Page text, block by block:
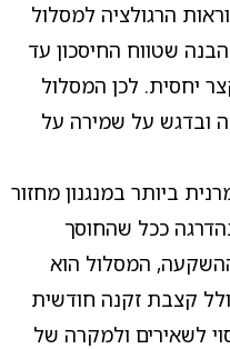
הרגולציה למסלול
שטווח החיסכון עד
יחסית. לכן המסלול
ובדגש על שמירה על
ביותר במנגנון מחזור
ככל שהחוסך
המסלול הוא
קצבת זקנה חודשית
לשאירים ולמקרה של